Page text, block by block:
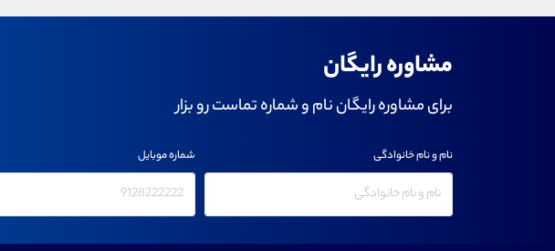
مشاوره رایگان
برای مشاوره رایگان نام و شماره تماست رو بزار
نام و نام خانوادگی شماره موبایل